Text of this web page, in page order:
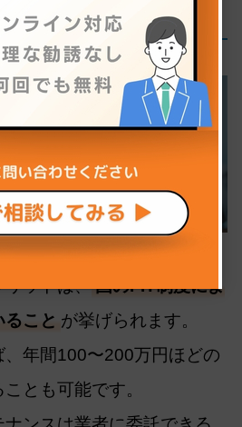
資のメリット
リットは、国のFIT制度によ
ること が挙げられます。
年間100〜200万円ほどの
とも可能です。